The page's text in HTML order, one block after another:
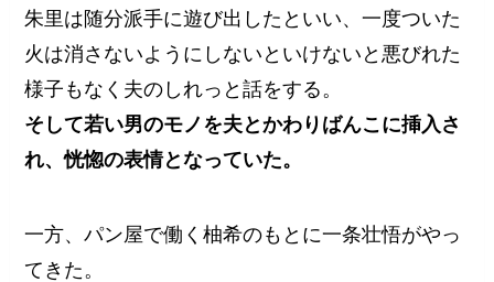
朱里は随分派手に遊び出したといい、一度ついた
火は消さないようにしないといけないと悪びれた
様子もなく夫のしれっと話をする。
そして若い男のモノを夫とかわりばんこに挿入さ
れ、恍惚の表情となっていた。
一方、パン屋で働く柚希のもとに一条壮悟がやっ
てきた。